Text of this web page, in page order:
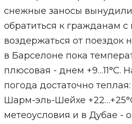
снежные заносы
обратиться к гражданам с
воздержаться от поездок
в Барселоне пока
плюсовая - днем +9…11°С.
погода достаточно
Шарм-эль-Шейхе
метеоусловия и в Дубае -